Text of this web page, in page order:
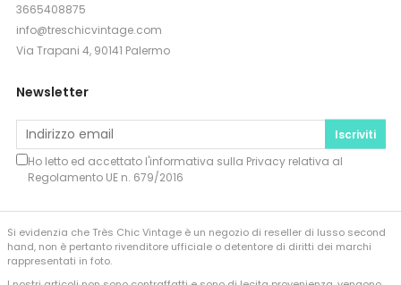
3665408875
info@treschicvintage.com
Via Trapani 4, 90141 Palermo
Newsletter
Iscriviti
Ho letto ed accettato l'informativa sulla Privacyrelativa al
Regolamento UE n. 679/2016
Si evidenzia che Très Chic Vintage è un negozio di reseller di lusso second
hand, non è pertanto rivenditore ufficiale o detentore di diritti dei marchi
rappresentati in foto.